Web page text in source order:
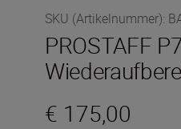
SKU (Artikelnummer):
PROSTAFF
€ 175,00